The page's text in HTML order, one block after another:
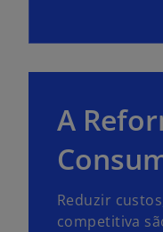
A
Reduzir
competitiva